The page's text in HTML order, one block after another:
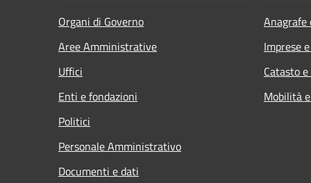
Organi di Governo
Aree Amministrative
Uffici
Enti e fondazioni
Politici
Personale Amministrativo
Documenti e dati
Imprese
Catasto
Mobilità